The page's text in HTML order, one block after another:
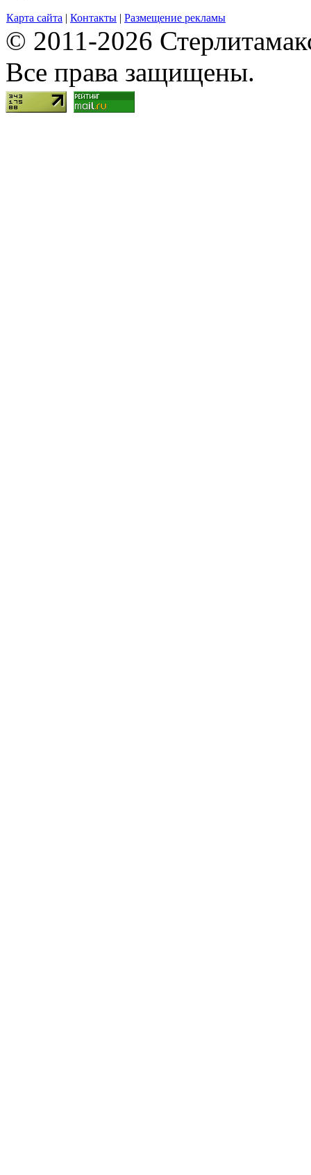
Карта сайта | Контакты | Размещение рекламы
© 2011-2026
Все права защищены.